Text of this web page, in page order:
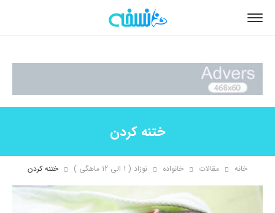
ختنه کردن
خانه مقالات خانواده نوزاد ( 1 الی 12 ماهگی ) ختنه کردن